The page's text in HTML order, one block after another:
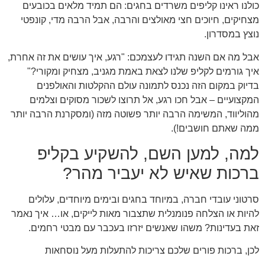
כולנו ראינו קליפים משרדים בחגים: הם תמיד מלאים בכובעים
מצחיקים, חיוכים חצי מאולצים והרבה, אבל הרבה מדי, קונפטי
נוצץ במסדרון.
אבל מה אם השנה תגידו לעצמכם: "רגע, איך עושים את זה אחרת,
איך גורמים לקליפ שלנו לצאת באמת מגניב, מצחיק ומקורי?"
בדיוק במקום הזה נכנס לתמונה עולם ההקלטות והאולפנים
המקצועיים – אבל חכו רגע, אל תרוצו לשכור מסוקים וצלמים
מהוליווד, המשימה הרבה יותר פשוטה מזה (ומסקרנת הרבה יותר
ממה שאתם חושבים!).
למה, למען השם, להשקיע בקליפ
ברכות שאיש לא יעביר מהר?
סרטוני עובדי חברה, במיוחד בחגים ובימים מיוחדים, עלולים
להיות או הצלחה פנומנלית שתצבור מאות לייקים, או… איך נאמר
זאת בעדינות? משהו שאנשים יזרזו בעכבר עם מבטי רחמים.
לכן, ברכות פורים שלכם צריכות להתעלות מעל נוסחאות